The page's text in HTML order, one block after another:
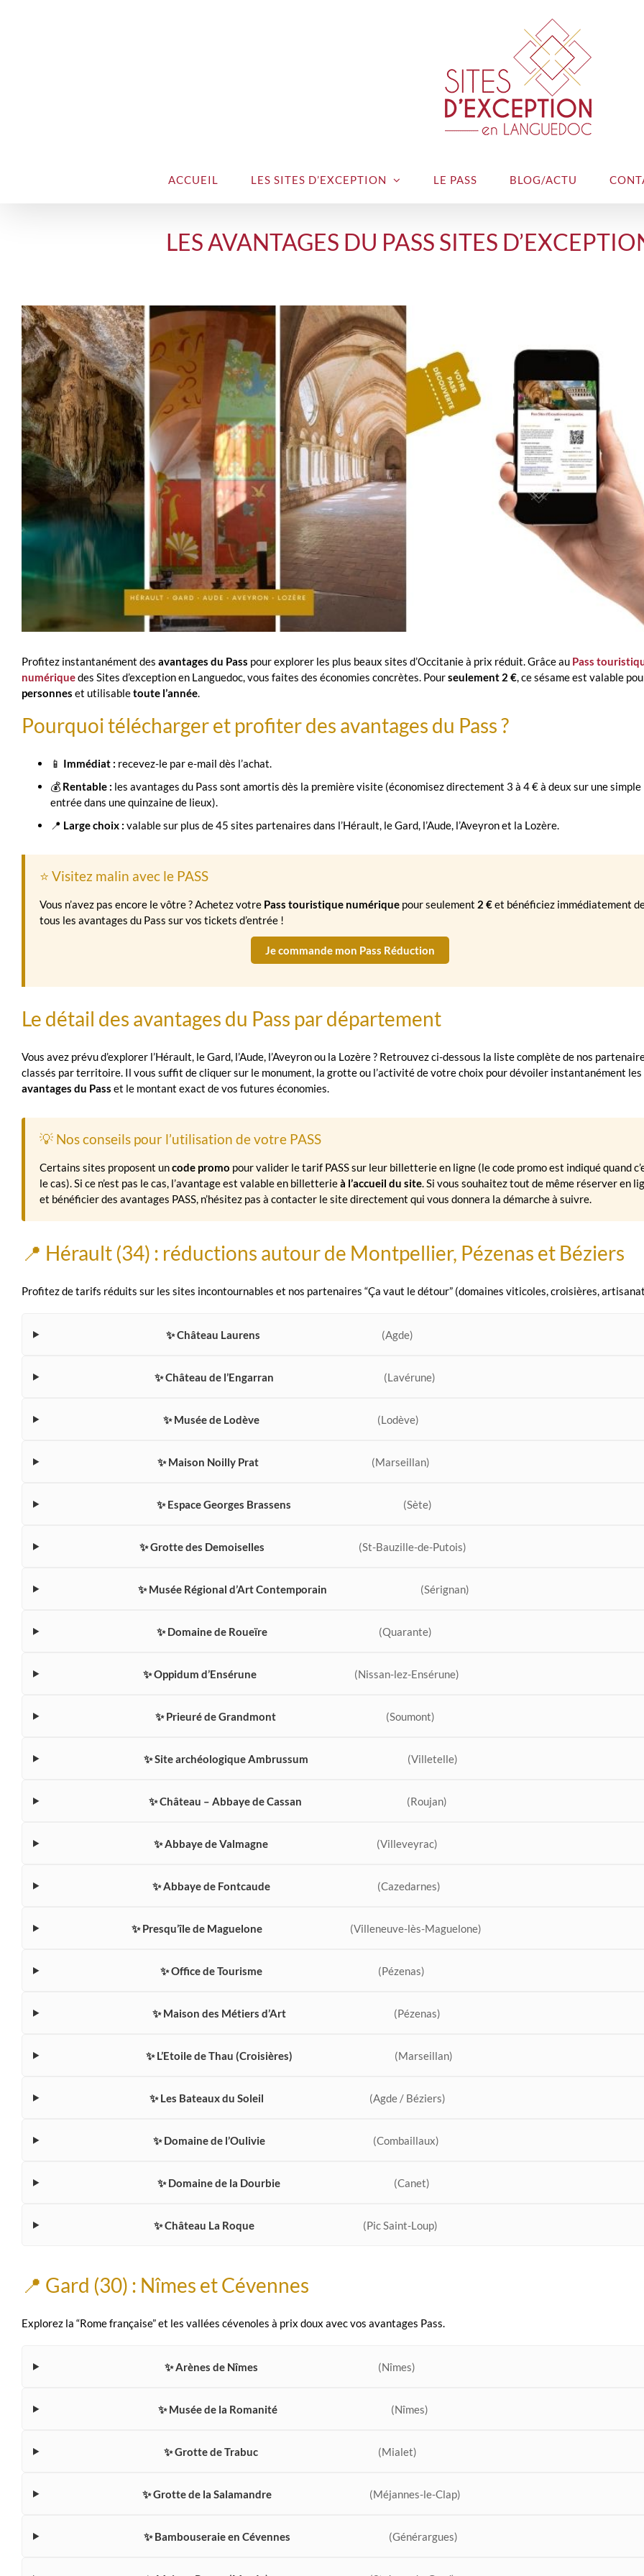
ACCUEIL LES SITES D’EXCEPTION LE PASS BLOG/ACTU
LES AVANTAGES DU PASS SITES
Voir
l'image
agrandie
Profitez instantanément des avantages du Pass pour explorer les plus beaux sites d’Occitanie à prix réduit. Grâce au Pass
numériquedes Sites d’exception en Languedoc, vous faites des économies concrètes. Pourseulement 2 €, ce sésame est valable
personnes et utilisabletoute l’année.
Pourquoi télécharger et profiter des avantages du Pass ?
📱 Immédiat : recevez-le par e-mail dès l’achat.
💰 Rentable : les avantages du Pass sont amortis dès la première visite (économisez directement 3 à 4 € à deux sur une simple
entrée dans une quinzaine de lieux).
📍 Large choix : valable sur plus de 45 sites partenaires dans l’Hérault, le Gard, l’Aude, l’Aveyron et la Lozère.
⭐ Visitez malin avec le PASS
Vous n’avez pas encore le vôtre ? Achetez votre Pass touristique numériquepour seulement 2 €et bénéficiez immédiatement
tous les avantages du Pass sur vos tickets d’entrée !
Je commande mon Pass Réduction
Le détail des avantages du Pass par département
Vous avez prévu d’explorer l’Hérault, le Gard, l’Aude, l’Aveyron ou la Lozère ? Retrouvez ci-dessous la liste complète de nos
classés par territoire. Il vous suffit de cliquer sur le monument, la grotte ou l’activité de votre choix pour dévoiler instantanément les
avantages du Pass et le montant exact de vos futures économies.
💡 Nos conseils pour l’utilisation de votre PASS
Certains sites proposent uncode promo pour valider le tarif PASS sur leur billetterie en ligne (le code promo est indiqué quand
le cas). Si ce n’est pas le cas, l’avantage est valable en billetterieà l’accueil du site. Si vous souhaitez tout de même réserver en
et bénéficier des avantages PASS, n’hésitez pas à contacter le site directement qui vous donnera la démarche à suivre.
📍 Hérault (34) : réductions autour de Montpellier, Pézenas et Béziers
Profitez de tarifs réduits sur les sites incontournables et nos partenaires “Ça vaut le détour” (domaines viticoles, croisières,
✨ Château Laurens (Agde)
✨ Château de l’Engarran (Lavérune)
✨ Musée de Lodève (Lodève)
✨ Maison Noilly Prat (Marseillan)
✨ Espace Georges Brassens (Sète)
✨ Grotte des Demoiselles (St-Bauzille-de-Putois)
✨ Musée Régional d’Art Contemporain (Sérignan)
✨ Domaine de Roueïre (Quarante)
✨ Oppidum d’Ensérune (Nissan-lez-Ensérune)
✨ Prieuré de Grandmont (Soumont)
✨ Site archéologique Ambrussum (Villetelle)
✨ Château – Abbaye de Cassan (Roujan)
✨ Abbaye de Valmagne (Villeveyrac)
✨ Abbaye de Fontcaude (Cazedarnes)
✨ Presqu’île de Maguelone (Villeneuve-lès-Maguelone)
✨ Office de Tourisme (Pézenas)
✨ Maison des Métiers d’Art (Pézenas)
✨ L’Etoile de Thau (Croisières) (Marseillan)
✨ Les Bateaux du Soleil (Agde / Béziers)
✨ Domaine de l’Oulivie (Combaillaux)
✨ Domaine de la Dourbie (Canet)
✨ Château La Roque (Pic Saint-Loup)
📍 Gard (30) : Nîmes et Cévennes
Explorez la “Rome française” et les vallées cévenoles à prix doux avec vos avantages Pass.
✨ Arènes de Nîmes (Nîmes)
✨ Musée de la Romanité (Nîmes)
✨ Grotte de Trabuc (Mialet)
✨ Grotte de la Salamandre (Méjannes-le-Clap)
✨ Bambouseraie en Cévennes (Générargues)